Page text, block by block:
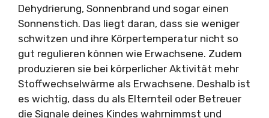
Dehydrierung, Sonnenbrand und sogar einen
Sonnenstich. Das liegt daran, dass sie weniger
schwitzen und ihre Körpertemperatur nicht so
gut regulieren können wie Erwachsene. Zudem
produzieren sie bei körperlicher Aktivität mehr
Stoffwechselwärme als Erwachsene. Deshalb ist
es wichtig, dass du als Elternteil oder Betreuer
die Signale deines Kindes wahrnimmst und